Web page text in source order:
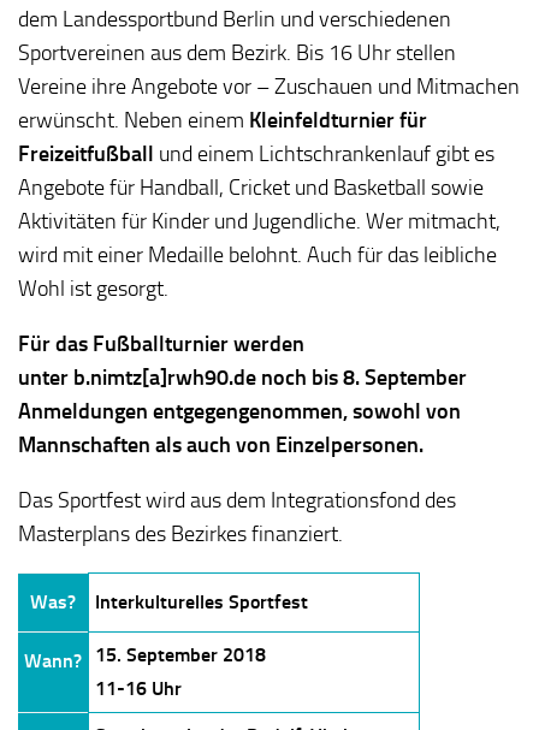
dem Landessportbund Berlin und verschiedenen
Sportvereinen aus dem Bezirk. Bis 16 Uhr stellen
Vereine ihre Angebote vor – Zuschauen und Mitmachen
erwünscht. Neben einem Kleinfeldturnier für
Freizeitfußball und einem Lichtschrankenlauf gibt es
Angebote für Handball, Cricket und Basketball sowie
Aktivitäten für Kinder und Jugendliche. Wer mitmacht,
wird mit einer Medaille belohnt. Auch für das leibliche
Wohl ist gesorgt.
Für das Fußballturnier werden
unter b.nimtz[a]rwh90.de noch bis 8. September
Anmeldungen entgegengenommen, sowohl von
Mannschaften als auch von Einzelpersonen.
Das Sportfest wird aus dem Integrationsfond des
Masterplans des Bezirkes finanziert.
Was? Interkulturelles Sportfest
Wann?
15. September 2018
11-16 Uhr